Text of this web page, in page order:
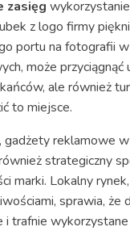
zasięg
z logo firmy
portu na fotografii
może
ale również
to miejsce.
gadżety reklamowe
strategiczny
marki. Lokalny
sprawia, że
i trafnie